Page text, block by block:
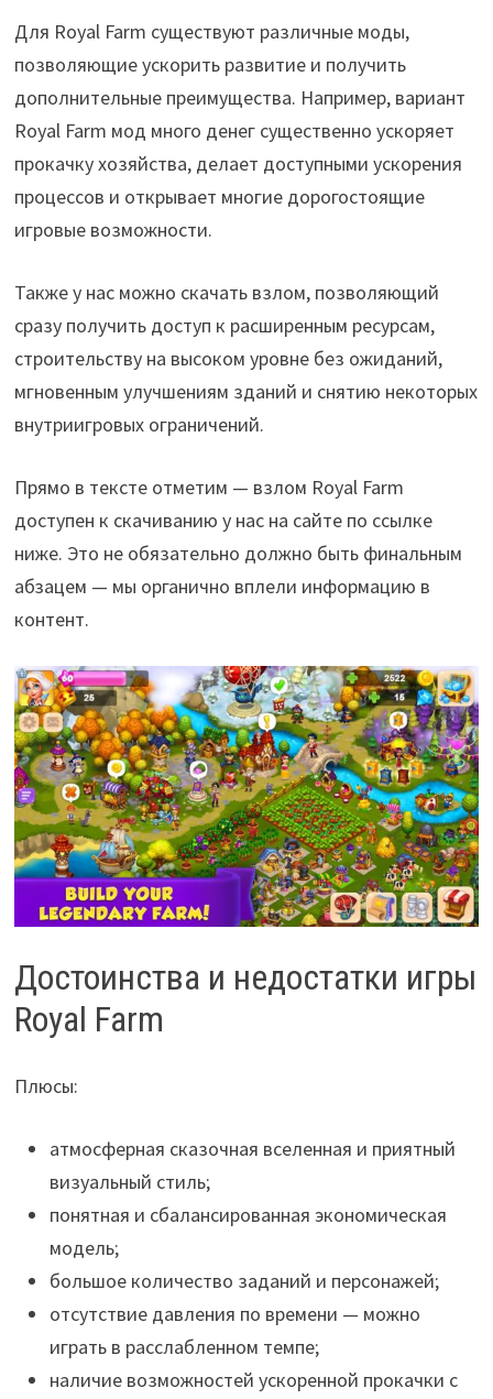
Для Royal Farm существуют различные моды,
позволяющие ускорить развитие и получить
дополнительные преимущества. Например, вариант
Royal Farm мод много денег существенно ускоряет
прокачку хозяйства, делает доступными ускорения
процессов и открывает многие дорогостоящие
игровые возможности.
Также у нас можно скачать взлом, позволяющий
сразу получить доступ к расширенным ресурсам,
строительству на высоком уровне без ожиданий,
мгновенным улучшениям зданий и снятию некоторых
внутриигровых ограничений.
Прямо в тексте отметим — взлом Royal Farm
доступен к скачиванию у нас на сайте по ссылке
ниже. Это не обязательно должно быть финальным
абзацем — мы органично вплели информацию в
контент.
Достоинства и недостатки игры
Royal Farm
Плюсы:
атмосферная сказочная вселенная и приятный
визуальный стиль;
понятная и сбалансированная экономическая
модель;
большое количество заданий и персонажей;
отсутствие давления по времени — можно
играть в расслабленном темпе;
наличие возможностей ускоренной прокачки с